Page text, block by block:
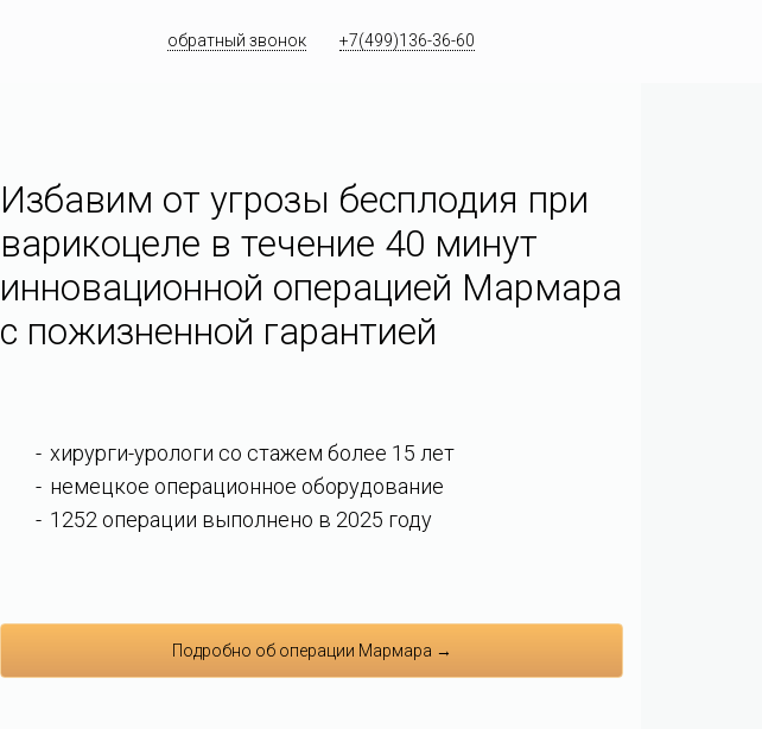
обратный звонок +7(499)136-36-60
Избавим от угрозы бесплодия при
варикоцеле в течение 40 минут
инновационной операцией Мармара
c пожизненной гарантией
хирурги-урологи со стажем более 15 лет
немецкое операционное оборудование
1252 операции выполнено в 2025 году
Подробно об операции Мармара →